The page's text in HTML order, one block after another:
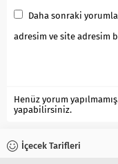
Daha sonraki
adresim ve site adresim
Henüz yorum
yapabilirsiniz.
İçecek Tarifleri